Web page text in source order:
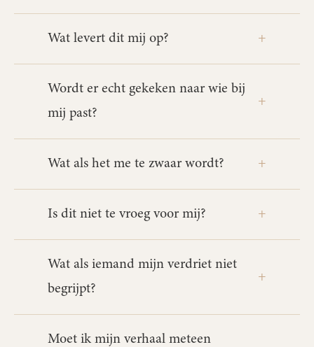
Wat levert dit mij op?
Wordt er echt gekeken naar wie bij
mij past?
Wat als het me te zwaar wordt?
Is dit niet te vroeg voor mij?
Wat als iemand mijn verdriet niet
begrijpt?
Moet ik mijn verhaal meteen